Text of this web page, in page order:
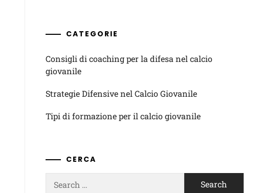
CATEGORIE
Consigli di coaching per la difesa nel calcio
giovanile
Strategie Difensive nel Calcio Giovanile
Tipi di formazione per il calcio giovanile
CERCA
for: